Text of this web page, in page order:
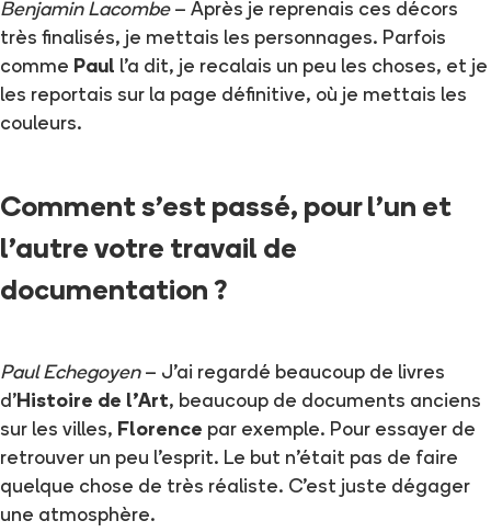
Benjamin Lacombe– Après je reprenais ces décors
très finalisés, je mettais les personnages. Parfois
comme Paul l'a dit, je recalais un peu les choses, et je
les reportais sur la page définitive, où je mettais les
couleurs.
Comment s'est passé, pour l'un et
l'autre votre travail de
documentation ?
Paul Echegoyen– J'ai regardé beaucoup de livres
d'Histoire de l'Art, beaucoup de documents anciens
sur les villes, Florence par exemple. Pour essayer de
retrouver un peu l'esprit. Le but n'était pas de faire
quelque chose de très réaliste. C'est juste dégager
une atmosphère.